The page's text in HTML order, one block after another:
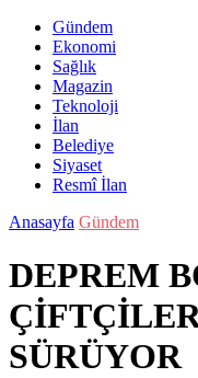
Gündem
Ekonomi
Sağlık
Magazin
Teknoloji
İlan
Belediye
Siyaset
Resmî İlan
Anasayfa Gündem
DEPREM
SÜRÜYOR